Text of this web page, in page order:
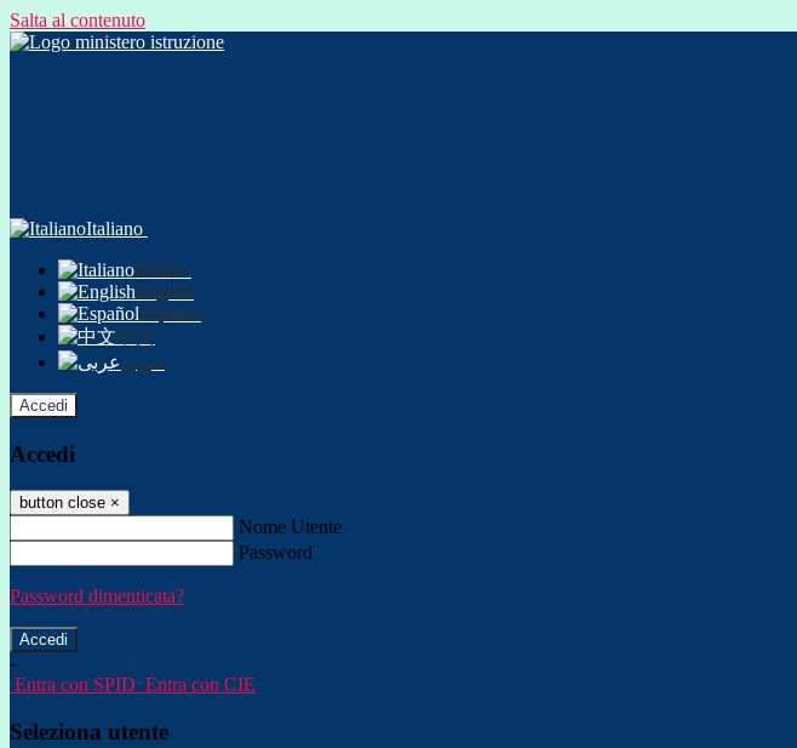
Salta al contenuto
Italiano
Italiano
English
Español
中文
عربى
Accedi
Accedi
button close ×
Nome Utente
Password
Password dimenticata?
-
Entra con SPID Entra con CIE
Seleziona utente